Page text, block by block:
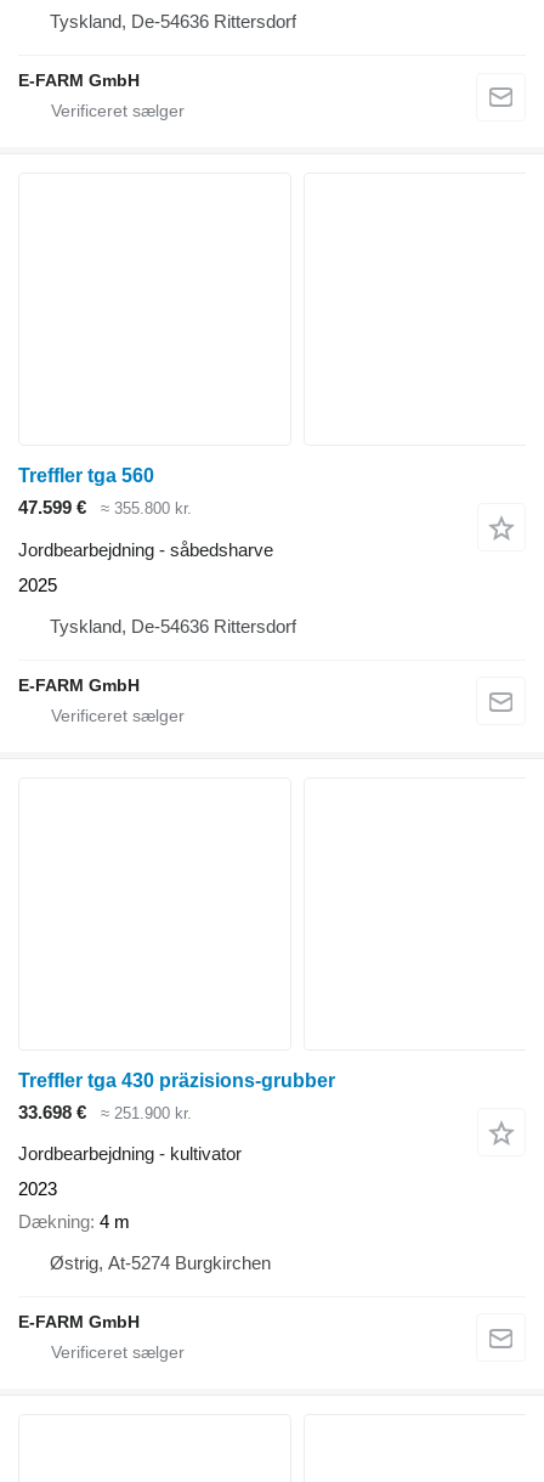
Tyskland, De-54636 Rittersdorf
E-FARM GmbH
Treffler tga 560
47.599 €
≈ 355.800 kr.
Jordbearbejdning - såbedsharve
2025
Tyskland, De-54636 Rittersdorf
E-FARM GmbH
Treffler tga 430 präzisions-grubber
33.698 €
≈ 251.900 kr.
Jordbearbejdning - kultivator
2023
Dækning 4 m
Østrig, At-5274 Burgkirchen
E-FARM GmbH